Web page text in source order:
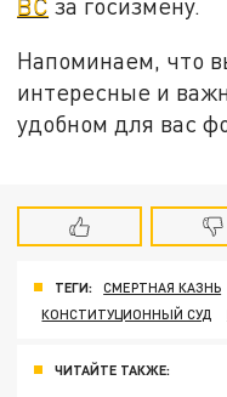
Напоминаем, что
интересные и
удобном для вас
ТЕГИ: СМЕРТНАЯ КАЗНЬ
КОНСТИТУЦИОННЫЙ СУД
ЧИТАЙТЕ ТАКЖЕ: